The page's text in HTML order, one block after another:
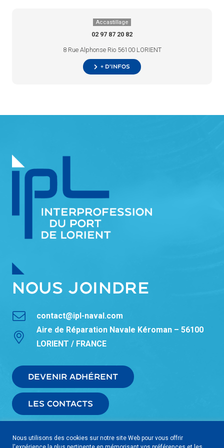
Accastillage
02 97 87 20 82
8 Rue Alphonse Rio 56100 LORIENT
+ d’infos
NOUS JOINDRE
contact@ipl-naval.com
Aire de Réparation Navale Kéroman – 56100
LORIENT / FRANCE
DEVENIR ADHÉRENT
LES CONTACTS
Nous utilisons des cookies sur notre site Web pour vous offrir